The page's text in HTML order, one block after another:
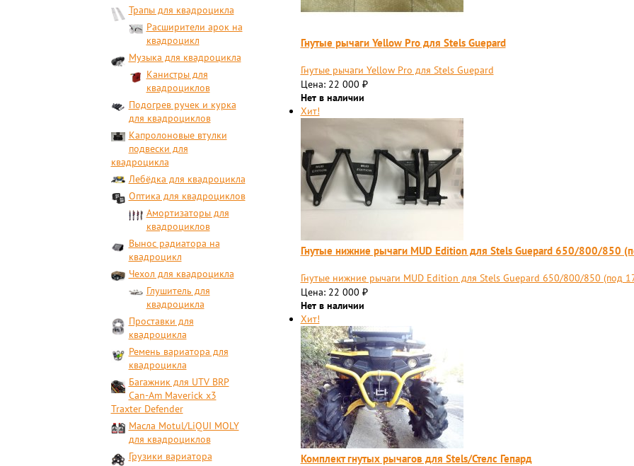
Трапы для квадроцикла
Расширители арок на
квадроцикл
Музыка для квадроцикла
Канистры для
квадроциклов
Подогрев ручек и курка
для квадроциклов
Капролоновые втулки
подвески для
квадроцикла
Лебёдка для квадроцикла
Оптика для квадроциклов
Амортизаторы для
квадроциклов
Вынос радиатора на
квадроцикл
Чехол для квадроцикла
Глушитель для
квадроцикла
Проставки для
квадроцикла
Ремень вариатора для
квадроцикла
Багажник для UTV BRP
Can-Am Maverick x3
Traxter Defender
Масла Motul/LiQUI MOLY
для квадроциклов
Грузики вариатора
Гнутые рычаги Yellow Pro для Stels Guepard
Гнутые рычаги Yellow Pro для Stels Guepard
Цена: 22 000 ₽
Нет в наличии
Хит!
Гнутые нижние рычаги MUD Edition для Stels Guepard 650/800/850
Гнутые нижние рычаги MUD Edition для Stels Guepard 650/800/850 (под
Цена: 22 000 ₽
Нет в наличии
Хит!
Комплект гнутых рычагов для Stels/Стелс Гепард